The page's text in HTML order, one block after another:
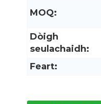
MOQ:
Dòigh
seulachaidh:
Feart: